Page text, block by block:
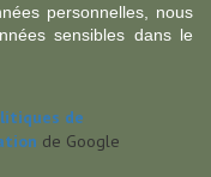
personnelles, nous
sensibles dans le
de
de Google